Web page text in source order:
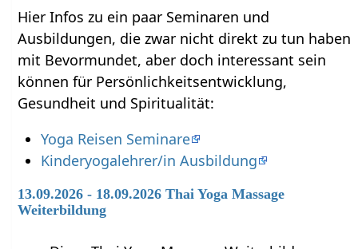
Hier Infos zu ein paar Seminaren und
Ausbildungen, die zwar nicht direkt zu tun haben
mit Bevormundet‏‎, aber doch interessant sein
können für Persönlichkeitsentwicklung,
Gesundheit und Spiritualität:
Yoga Reisen Seminare
Kinderyogalehrer/in Ausbildung
13.09.2026 - 18.09.2026 Thai Yoga Massage
Weiterbildung